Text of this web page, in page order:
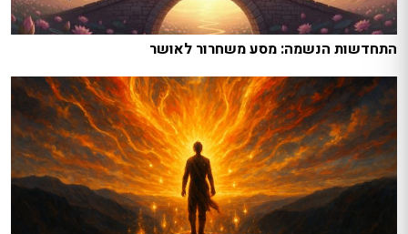
התחדשות הנשמה: מסע משחרור לאושר